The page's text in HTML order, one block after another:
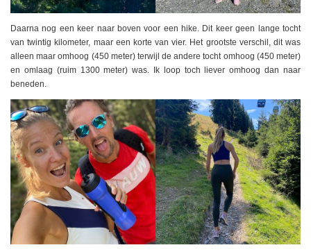
Daarna nog een keer naar boven voor een hike. Dit keer geen lange tocht
van twintig kilometer, maar een korte van vier. Het grootste verschil, dit was
alleen maar omhoog (450 meter) terwijl de andere tocht omhoog (450 meter)
en omlaag (ruim 1300 meter) was. Ik loop toch liever omhoog dan naar
beneden.